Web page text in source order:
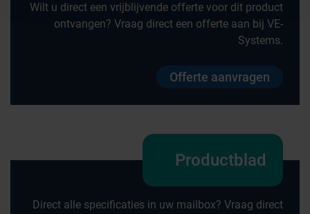
Wilt u direct een vrijblijvende offerte voor dit product
ontvangen? Vraag direct een offerte aan bij VE-
Systems.
Offerte aanvragen
Productblad
Direct alle specificaties in uw mailbox? Vraag direct